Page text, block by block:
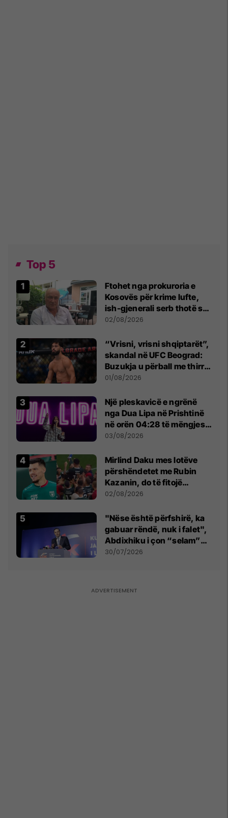
Top 5
Ftohet nga prokuroria e
Kosovës për krime lufte,
ish-gjenerali serb thotë se
dikush e tradhtoi në
02/08/2026
“Vrisni, vrisni shqiptarët”,
skandal në UFC Beograd:
Buzukja u përball me thirrje
anti-shqiptare nga
01/08/2026
Një pleskavicë e ngrënë
nga Dua Lipa në Prishtinë
në orën 04:28 të mëngjesit
- dhe bota digjitale serbe
03/08/2026
Mirlind Daku mes lotëve
përshëndetet me Rubin
Kazanin, do të fitojë
miliona te Spartak Moska
02/08/2026
"Nëse është përfshirë, ka
gabuar rëndë, nuk i falet",
Abdixhiku i çon “selam”
Përparim Ramës
30/07/2026